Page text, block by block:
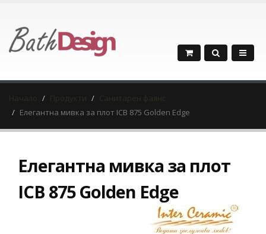
Начало Продукти
Санитарен фаянс
Елегантна мивка за плот ICB 875 Golden Edge
Елегантна мивка за плот
ICB 875 Golden Edge